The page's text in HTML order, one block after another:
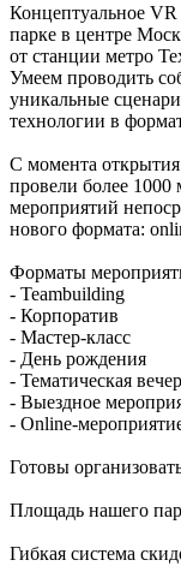
Концептуальное
парке в центре
от станции метро
Умеем проводить
уникальные
технологии в
С момента
провели более
мероприятий
нового формата:
Форматы
- Teambuilding
- Корпоратив
- Мастер-класс
- День рождения
- Тематическая
- Выездное
- Online-
Готовы
Площадь нашего
Гибкая система